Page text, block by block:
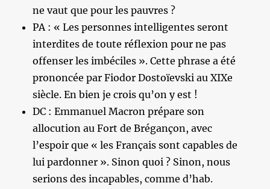
ne vaut que pour les pauvres ?
PA : « Les personnes intelligentes seront
interdites de toute réflexion pour ne pas
offenser les imbéciles ». Cette phrase a été
prononcée par Fiodor Dostoïevski au XIXe
siècle. En bien je crois qu’on y est !
DC : Emmanuel Macron prépare son
allocution au Fort de Brégançon, avec
l’espoir que « les Français sont capables de
lui pardonner ». Sinon quoi ? Sinon, nous
serions des incapables, comme d’hab.